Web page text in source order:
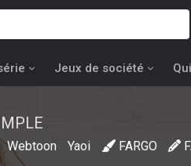
Jeux de société
Webtoon Yaoi FARGO